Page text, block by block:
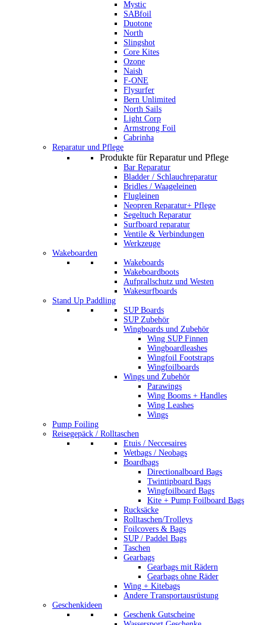
Mystic
SABfoil
Duotone
North
Slingshot
Core Kites
Ozone
Naish
F-ONE
Flysurfer
Bern Unlimited
North Sails
Light Corp
Armstrong Foil
Cabrinha
Reparatur und Pflege
Produkte für Reparatur und Pflege
Bar Reparatur
Bladder / Schlauchreparatur
Bridles / Waageleinen
Flugleinen
Neopren Reparatur+ Pflege
Segeltuch Reparatur
Surfboard reparatur
Ventile & Verbindungen
Werkzeuge
Wakeboarden
Wakeboards
Wakeboardboots
Aufprallschutz und Westen
Wakesurfboards
Stand Up Paddling
SUP Boards
SUP Zubehör
Wingboards und Zubehör
Wing SUP Finnen
Wingboardleashes
Wingfoil Footstraps
Wingfoilboards
Wings und Zubehör
Parawings
Wing Booms + Handles
Wing Leashes
Wings
Pump Foiling
Reisegepäck / Rolltaschen
Etuis / Neccesaires
Wetbags / Neobags
Boardbags
Directionalboard Bags
Twintipboard Bags
Wingfoilboard Bags
Kite + Pump Foilboard Bags
Rucksäcke
Rolltaschen/Trolleys
Foilcovers & Bags
SUP / Paddel Bags
Taschen
Gearbags
Gearbags mit Rädern
Gearbags ohne Räder
Wing + Kitebags
Andere Transportausrüstung
Geschenkideen
Geschenk Gutscheine